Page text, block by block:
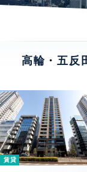
高輪・五反
賃貸